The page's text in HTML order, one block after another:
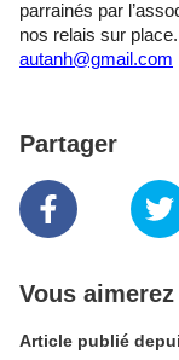
parrainés par
nos relais sur
autanh@gmail.com
Partager
Vous